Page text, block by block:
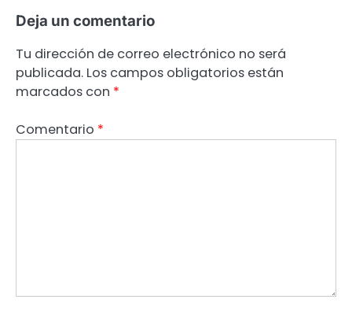
Deja un comentario
Tu dirección de correo electrónico no será
publicada. Los campos obligatorios están
marcados con *
Comentario *